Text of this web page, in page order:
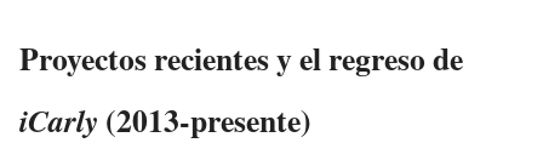
Proyectos recientes y el regreso de
iCarly (2013-presente)